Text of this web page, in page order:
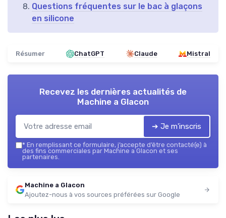
Questions fréquentes sur le bac à glaçons
en silicone
Résumer ChatGPT Claude Mistral
Recevez les dernières actualités de
Machine a Glacon
➔ Je m'inscris
* En remplissant ce formulaire, j’accepte d’être contacté(e) à
des fins commerciales par Machine a Glacon et ses
partenaires.
Machine a Glacon
Ajoutez-nous à vos sources préférées sur Google